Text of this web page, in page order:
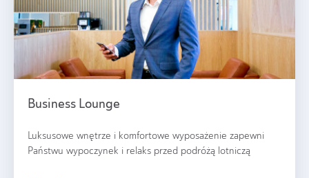
Business Lounge
Luksusowe wnętrze i komfortowe wyposażenie zapewni
Państwu wypoczynek i relaks przed podróżą lotniczą